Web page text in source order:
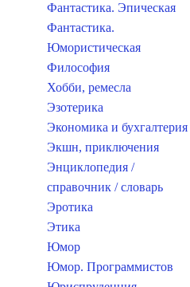
Фантастика. Эпическая
Фантастика.
Юмористическая
Философия
Хобби, ремесла
Эзотерика
Экономика и бухгалтерия
Экшн, приключения
Энциклопедия /
справочник / словарь
Эротика
Этика
Юмор
Юмор. Программистов